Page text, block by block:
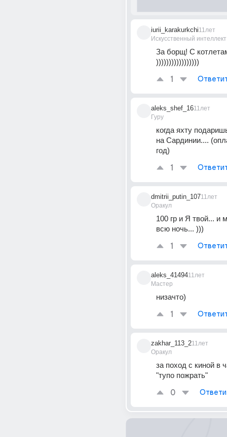
iurii_karakurkchi
Искусственный интеллект
11лет
За борщ! С
)))))))))))))))))
1
aleks_shef_16
Гуру
11лет
когда яхту
на Сардинии....
год)
1
dmitrii_putin_107
Оракул
11лет
100 гр и Я твой... и
всю ночь... )))
1
aleks_41494
Мастер
11лет
низачто)
1
zakhar_113_2
Оракул
11лет
за поход с киной в
"тупо пожрать"
0